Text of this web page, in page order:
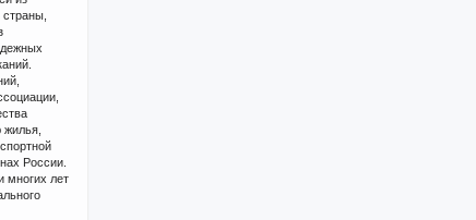
России.
многих лет